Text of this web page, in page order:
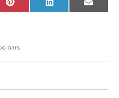
Pinterest LinkedIn Email
bars